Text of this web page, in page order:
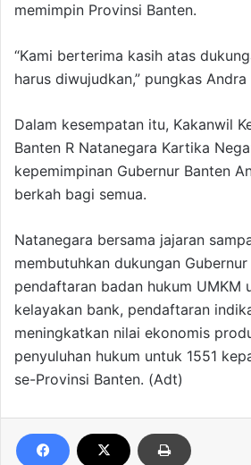
memimpin Provinsi Banten.
“Kami berterima kasih atas
harus diwujudkan,” pungkas Andra
Dalam kesempatan itu, Kakanwil
Banten R Natanegara Kartika
kepemimpinan Gubernur Banten
berkah bagi semua.
Natanegara bersama jajaran
membutuhkan dukungan
pendaftaran badan hukum UMKM
kelayakan bank, pendaftaran
meningkatkan nilai ekonomis
penyuluhan hukum untuk 1551
se-Provinsi Banten. (Adt)